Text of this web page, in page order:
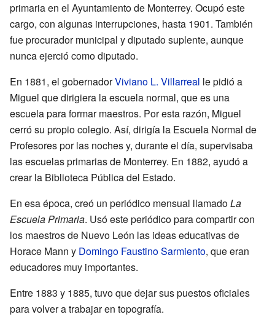
primaria en el Ayuntamiento de Monterrey. Ocupó este
cargo, con algunas interrupciones, hasta 1901. También
fue procurador municipal y diputado suplente, aunque
nunca ejerció como diputado.
En 1881, el gobernadorViviano L. Villarreal le pidió a
Miguel que dirigiera la escuela normal, que es una
escuela para formar maestros. Por esta razón, Miguel
cerró su propio colegio. Así, dirigía la Escuela Normal de
Profesores por las noches y, durante el día, supervisaba
las escuelas primarias de Monterrey. En 1882, ayudó a
crear la Biblioteca Pública del Estado.
En esa época, creó un periódico mensual llamadoLa
Escuela Primaria. Usó este periódico para compartir con
los maestros de Nuevo León las ideas educativas de
Horace Mann y Domingo Faustino Sarmiento, que eran
educadores muy importantes.
Entre 1883 y 1885, tuvo que dejar sus puestos oficiales
para volver a trabajar en topografía.